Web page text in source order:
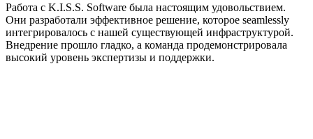
Работа с K.I.S.S. Software была настоящим удовольствием.
Они разработали эффективное решение, которое seamlessly
интегрировалось с нашей существующей инфраструктурой.
Внедрение прошло гладко, а команда продемонстрировала
высокий уровень экспертизы и поддержки.